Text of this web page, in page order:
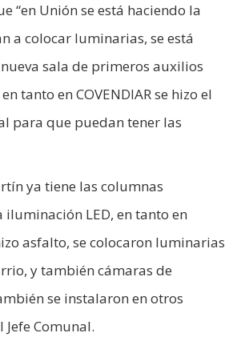
“en Unión se está haciendo la
a colocar luminarias, se está
sala de primeros auxilios
tanto en COVENDIAR se hizo el
para que puedan tener las
ya tiene las columnas
LED, en tanto en
asfalto, se colocaron luminarias
y también cámaras de
se instalaron en otros
Jefe Comunal.